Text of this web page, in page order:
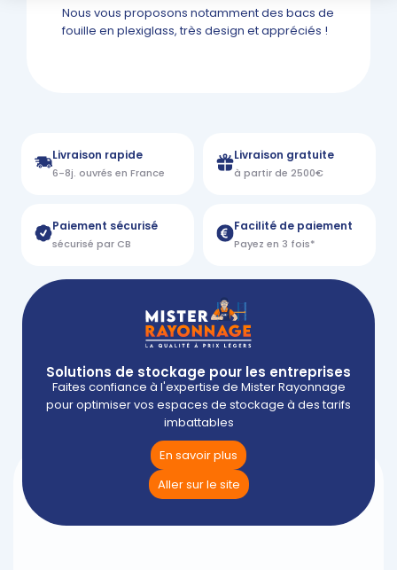
Nous vous proposons notamment des bacs de
fouille en plexiglass, très design et appréciés !
Livraison rapide
6-8j. ouvrés en France
Livraison gratuite
à partir de 2500€
Paiement sécurisé
sécurisé par CB
Facilité de paiement
Payez en 3 fois*
Solutions de stockage pour les entreprises
Faites confiance à l'expertise de Mister Rayonnage
pour optimiser vos espaces de stockage à des tarifs
imbattables
En savoir plus
Aller sur le site